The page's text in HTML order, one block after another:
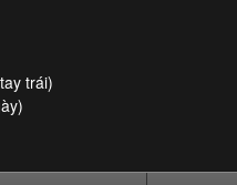
trái)